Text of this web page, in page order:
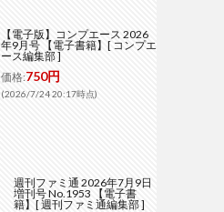
【電子版】コンプエース 2026
年9月号 【電子書籍】[ コンプエ
ース編集部 ]
価格:750円
(2026/7/24 20:17時点)
週刊ファミ通 2026年7月9日
増刊号 No.1953 【電子書
籍】[ 週刊ファミ通編集部 ]